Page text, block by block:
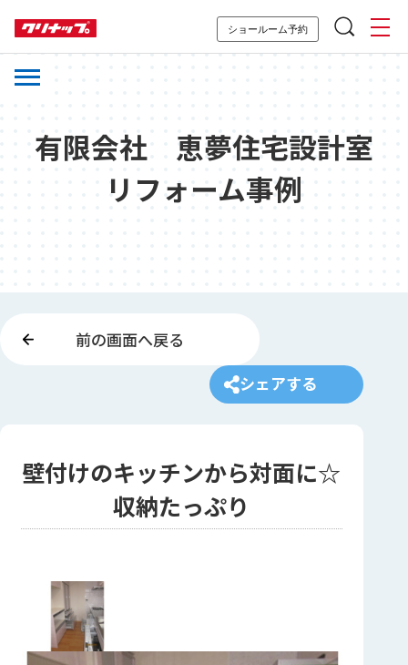
ショールーム予約
有限会社 恵夢住宅設計室
リフォーム事例
前の画面へ戻る
シェアする
壁付けのキッチンから対面に☆
収納たっぷり